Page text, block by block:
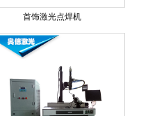
首饰激光点焊机